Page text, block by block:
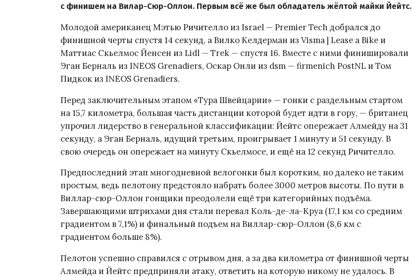
с финишем на Вилар-Сюр-Оллон. Первым всё же был обладатель жёлтой майки Йейтс.
Молодой американец Мэтью Ричителло из Israel — Premier Tech добрался до
финишной черты спустя 14 секунд, а Вилко Келдерман из Visma | Lease a Bike и
Маттиас Скьелмос Йенсен из Lidl — Trek — спустя 16. Вместе с ними финишировали
Эган Берналь из INEOS Grenadiers, Оскар Онли из dsm — firmenich PostNL и Том
Пидкок из INEOS Grenadiers.
Перед заключительным этапом «Тура Швейцарии» — гонки с раздельным стартом
на 15,7 километра, большая часть дистанции которой будет идти в гору, — британец
упрочил лидерство в генеральной классификации: Йейтс опережает Алмейду на 31
секунду, а Эган Берналь, идущий третьим, проигрывает 1 минуту и 51 секунду. В
свою очередь он опережает на минуту Скьелмосе, и ещё на 12 секунд Ричителло.
Предпоследний этап многодневной велогонки был коротким, но далеко не таким
простым, ведь пелотону предстояло набрать более 3000 метров высоты. По пути в
Виллар-сюр-Оллон гонщики преодолели ещё три категорийных подъёма.
Завершающими штрихами дня стали перевал Коль-де-ла-Круа (17,1 км со средним
градиентом в 7,1%) и финальный подъем на Виллар-сюр-Оллон (8,6 км с
градиентом больше 8%).
Пелотон успешно справился с отрывом дня, а за два километра от финишной черты
Алмейда и Йейтс предприняли атаку, ответить на которую никому не удалось. В